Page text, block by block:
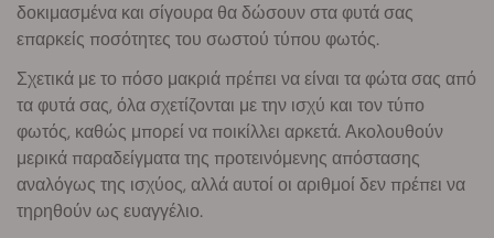
δοκιμασμένα και σίγουρα θα δώσουν στα φυτά σας
επαρκείς ποσότητες του σωστού τύπου φωτός.
Σχετικά με το πόσο μακριά πρέπει να είναι τα φώτα σας από
τα φυτά σας, όλα σχετίζονται με την ισχύ και τον τύπο
φωτός, καθώς μπορεί να ποικίλλει αρκετά. Ακολουθούν
μερικά παραδείγματα της προτεινόμενης απόστασης
αναλόγως της ισχύος, αλλά αυτοί οι αριθμοί δεν πρέπει να
τηρηθούν ως ευαγγέλιο.